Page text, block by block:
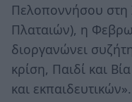
Πελοποννήσου στη
Πλαταιών), η
διοργανώνει
κρίση, Παιδί και
και εκπαιδευτικών».